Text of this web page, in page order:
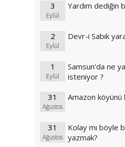
3
Eylül
Yardım dediğin
2
Eylül
Devr-i Sabık
1
Eylül
Samsun'da ne
isteniyor ?
31
Ağustos
Amazon köyünü
31
Ağustos
Kolay mı böyle
yazmak?